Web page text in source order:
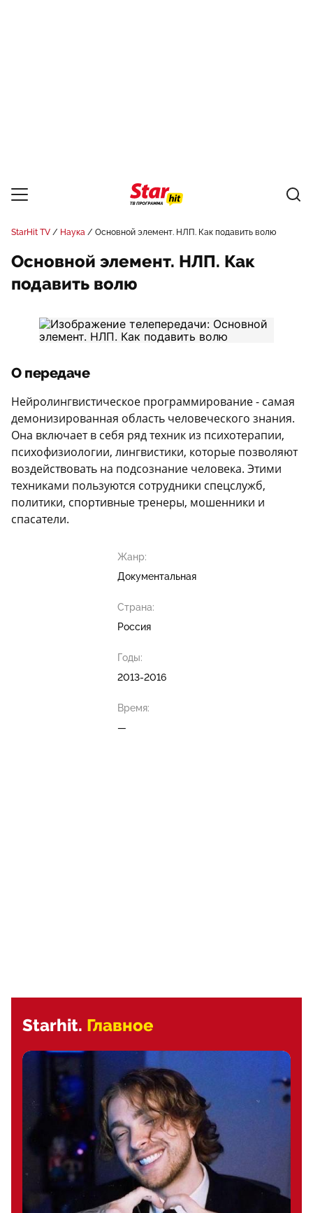
StarHit TV Наука Основной элемент. НЛП. Как подавить волю
Основной элемент. НЛП. Как
подавить волю
О передаче
Нейролингвистическое программирование - самая
демонизированная область человеческого знания.
Она включает в себя ряд техник из психотерапии,
психофизиологии, лингвистики, которые позволяют
воздействовать на подсознание человека. Этими
техниками пользуются сотрудники спецслужб,
политики, спортивные тренеры, мошенники и
спасатели.
Жанр:
Документальная
Страна:
Россия
Годы:
2013-2016
Время:
—
Starhit. Главное